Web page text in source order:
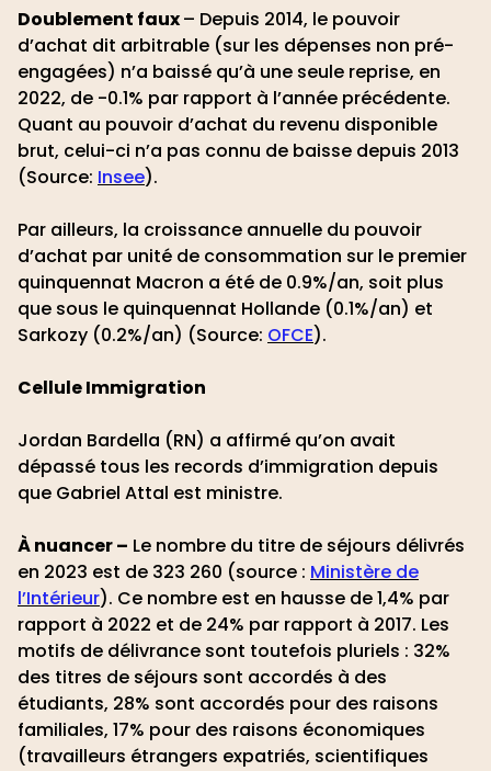
Doublement faux– Depuis 2014, le pouvoir
d’achat dit arbitrable (sur les dépenses non pré-
engagées) n’a baissé qu’à une seule reprise, en
2022, de -0.1% par rapport à l’année précédente.
Quant au pouvoir d’achat du revenu disponible
brut, celui-ci n’a pas connu de baisse depuis 2013
(Source: Insee).
Par ailleurs, la croissance annuelle du pouvoir
d’achat par unité de consommation sur le premier
quinquennat Macron a été de 0.9%/an, soit plus
que sous le quinquennat Hollande (0.1%/an) et
Sarkozy (0.2%/an) (Source: OFCE).
Cellule Immigration
Jordan Bardella (RN) a affirmé qu’on avait
dépassé tous les records d’immigration depuis
que Gabriel Attal est ministre.
À nuancer – Le nombre du titre de séjours délivrés
en 2023 est de 323 260 (source : Ministère de
l’Intérieur). Ce nombre est en hausse de 1,4% par
rapport à 2022 et de 24% par rapport à 2017. Les
motifs de délivrance sont toutefois pluriels : 32%
des titres de séjours sont accordés à des
étudiants, 28% sont accordés pour des raisons
familiales, 17% pour des raisons économiques
(travailleurs étrangers expatriés, scientifiques